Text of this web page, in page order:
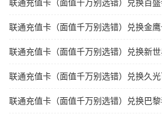
联通充值卡（面值千万别选错）兑换百
联通充值卡（面值千万别选错）兑换金
联通充值卡（面值千万别选错）兑换新
联通充值卡（面值千万别选错）兑换久
联通充值卡（面值千万别选错）兑换巴